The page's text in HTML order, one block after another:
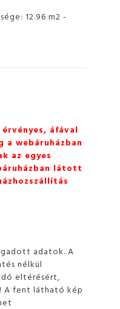
12.96 m2 -
áfával
webáruházban
az egyes
látott
adatok. A
nélkül
eltérésért,
A fent látható kép